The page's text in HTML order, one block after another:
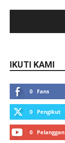
IKUTI KAMI
0 Fans
0 Pengikut
0 Pelanggan